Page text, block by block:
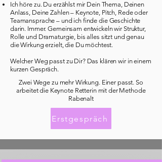
Ich höre zu. Du erzählst mir Dein Thema, Deinen
Anlass, Deine Zahlen – Keynote, Pitch, Rede oder
Teamansprache – und ich finde die Geschichte
darin. Immer. Gemeinsam entwickeln wir Struktur,
Rolle und Dramaturgie, bis alles sitzt und genau
die Wirkung erzielt, die Du möchtest.
Welcher Weg passt zu Dir? Das klären wir in einem
kurzen Gespräch.
​​​​Zwei Wege zu mehr Wirkung. Einer passt. So
arbeitet die Keynote Retterin mit der Methode
Rabenalt
Erstgespräch